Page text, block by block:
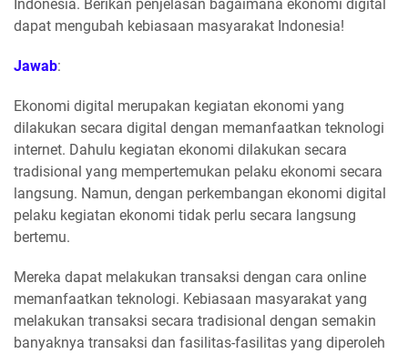
Indonesia. Berikan penjelasan bagaimana ekonomi digital
dapat mengubah kebiasaan masyarakat Indonesia!
Jawab:
Ekonomi digital merupakan kegiatan ekonomi yang
dilakukan secara digital dengan memanfaatkan teknologi
internet. Dahulu kegiatan ekonomi dilakukan secara
tradisional yang mempertemukan pelaku ekonomi secara
langsung. Namun, dengan perkembangan ekonomi digital
pelaku kegiatan ekonomi tidak perlu secara langsung
bertemu.
Mereka dapat melakukan transaksi dengan cara online
memanfaatkan teknologi. Kebiasaan masyarakat yang
melakukan transaksi secara tradisional dengan semakin
banyaknya transaksi dan fasilitas-fasilitas yang diperoleh